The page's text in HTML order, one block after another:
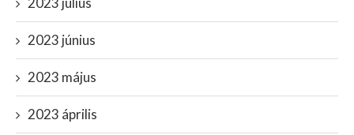
2023 június
2023 május
2023 április